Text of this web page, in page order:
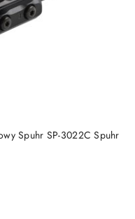
Spuhr SP-3022C Spuhr
DO KOSZYKA